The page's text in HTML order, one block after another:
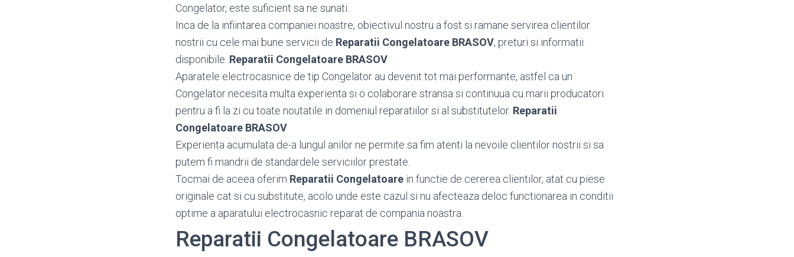
Congelator, este suficient sa ne sunati.
Inca de la infiintarea companiei noastre, obiectivul nostru a fost si ramane servirea clientilor
nostrii cu cele mai bune servicii de Reparatii Congelatoare BRASOV, preturi si informatii
disponibile. Reparatii Congelatoare BRASOV
Aparatele electrocasnice de tip Congelator au devenit tot mai performante, astfel ca un
Congelator necesita multa experienta si o colaborare stransa si continuua cu marii producatori
pentru a fi la zi cu toate noutatile in domeniul reparatiilor si al substitutelor. Reparatii
Congelatoare BRASOV
Experienta acumulata de-a lungul anilor ne permite sa fim atenti la nevoile clientilor nostrii si sa
putem fi mandrii de standardele serviciilor prestate.
Tocmai de aceea oferim Reparatii Congelatoare in functie de cererea clientilor, atat cu piese
originale cat si cu substitute, acolo unde este cazul si nu afecteaza deloc functionarea in conditii
optime a aparatului electrocasnic reparat de compania noastra.
Reparatii Congelatoare BRASOV